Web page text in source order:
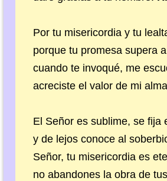
Por tu misericordia y tu
porque tu promesa supera
cuando te invoqué, me
acreciste el valor de mi
El Señor es sublime, se fija
y de lejos conoce al
Señor, tu misericordia es
no abandones la obra de